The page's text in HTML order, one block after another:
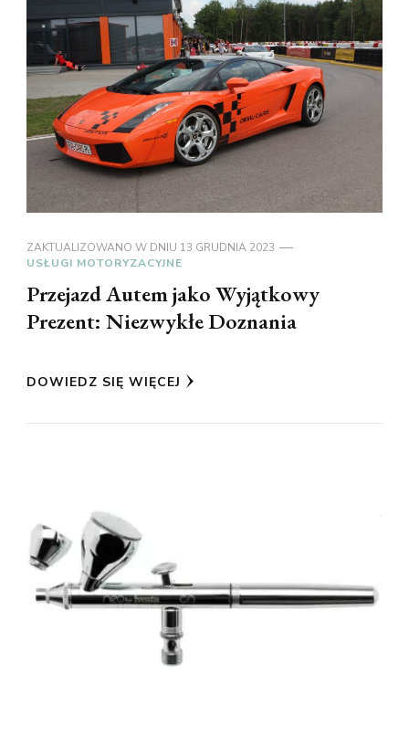
ZAKTUALIZOWANO W DNIU 13 GRUDNIA 2023
USŁUGI MOTORYZACYJNE
Przejazd Autem jako Wyjątkowy
Prezent: Niezwykłe Doznania
DOWIEDZ SIĘ WIĘCEJ